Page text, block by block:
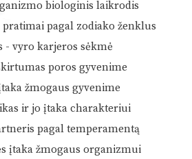
biologinis laikrodis
pagal zodiako ženklus
- vyro karjeros sėkmė
poros gyvenime
žmogaus gyvenime
ir jo įtaka charakteriui
pagal temperamentą
įtaka žmogaus organizmui